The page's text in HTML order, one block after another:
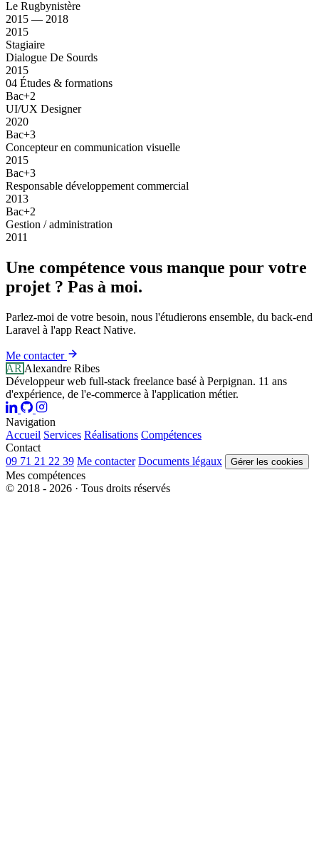
Le Rugbynistère
2015 — 2018
2015
Stagiaire
Dialogue De Sourds
2015
04 Études & formations
Bac+2
UI/UX Designer
2020
Bac+3
Concepteur en communication visuelle
2015
Bac+3
Responsable développement commercial
2013
Bac+2
Gestion / administration
2011
Une compétence vous manque pour votre
projet ? Pas à moi.
Parlez-moi de votre besoin, nous l'étudierons ensemble, du back-end
Laravel à l'app React Native.
Me contacter
AR Alexandre Ribes
Développeur web full-stack freelance basé à Perpignan. 11 ans
d'expérience, de l'e-commerce à l'application métier.
Navigation
Accueil Services Réalisations Compétences
Contact
09 71 21 22 39 Me contacter Documents légaux Gérer les cookies
Mes compétences
© 2018 - 2026 · Tous droits réservés